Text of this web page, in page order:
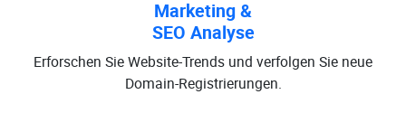
Marketing &
SEO Analyse
Erforschen Sie Website-Trends und verfolgen Sie neue
Domain-Registrierungen.